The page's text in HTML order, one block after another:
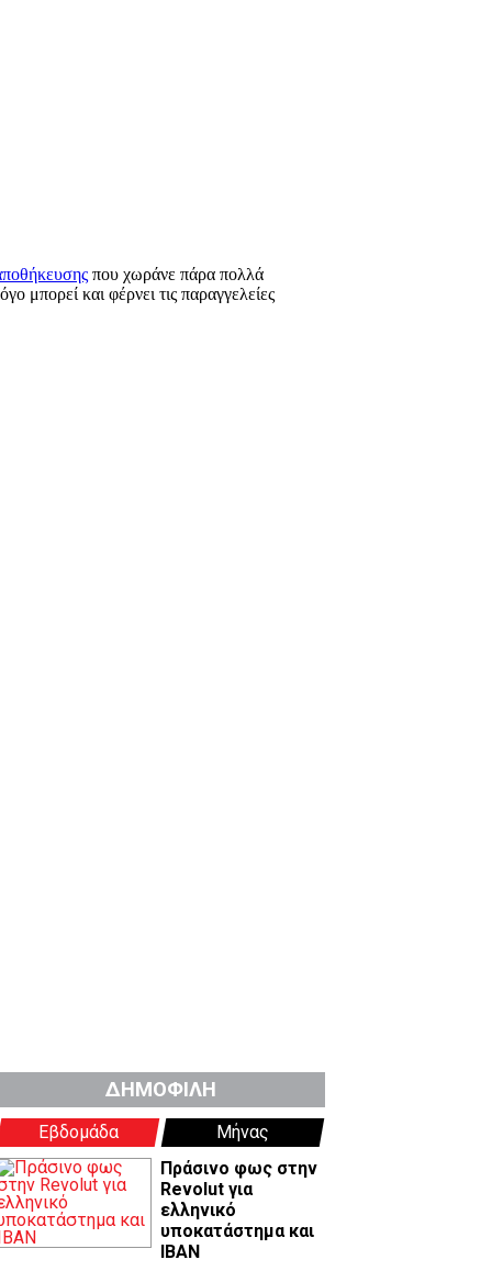
ΔΗΜΟΦΙΛΗ
Εβδομάδα
Μήνας
Πράσινο φως στην
Revolut για
ελληνικό
υποκατάστημα και
IBAN